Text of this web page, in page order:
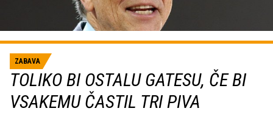
ZABAVA
TOLIKO BI OSTALU GATESU, ČE BI
VSAKEMU ČASTIL TRI PIVA